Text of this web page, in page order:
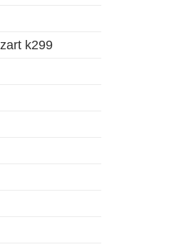
k299